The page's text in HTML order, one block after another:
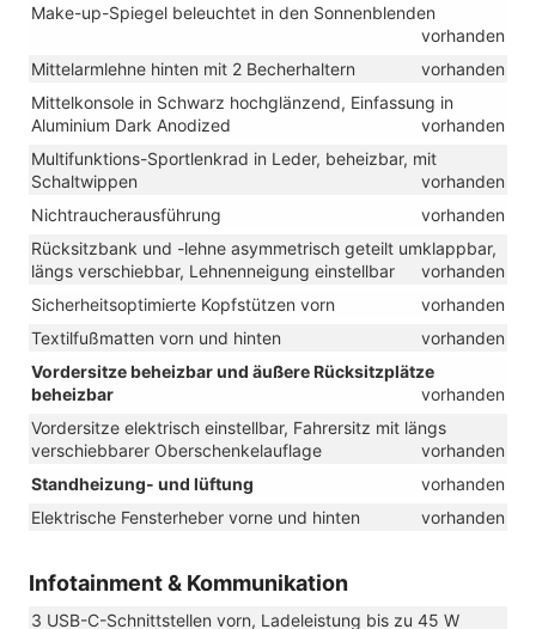
Make-up-Spiegel beleuchtet in den Sonnenblenden
vorhanden
Mittelarmlehne hinten mit 2 Becherhaltern
vorhanden
Mittelkonsole in Schwarz hochglänzend, Einfassung in
Aluminium Dark Anodized
vorhanden
Multifunktions-Sportlenkrad in Leder, beheizbar, mit
Schaltwippen
vorhanden
Nichtraucherausführung
vorhanden
Rücksitzbank und -lehne asymmetrisch geteilt umklappbar,
längs verschiebbar, Lehnenneigung einstellbar
vorhanden
Sicherheitsoptimierte Kopfstützen vorn
vorhanden
Textilfußmatten vorn und hinten
vorhanden
Vordersitze beheizbar und äußere Rücksitzplätze
beheizbar
vorhanden
Vordersitze elektrisch einstellbar, Fahrersitz mit längs
verschiebbarer Oberschenkelauflage
vorhanden
Standheizung- und lüftung
vorhanden
Elektrische Fensterheber vorne und hinten
vorhanden
Infotainment & Kommunikation
3 USB-C-Schnittstellen vorn, Ladeleistung bis zu 45 W